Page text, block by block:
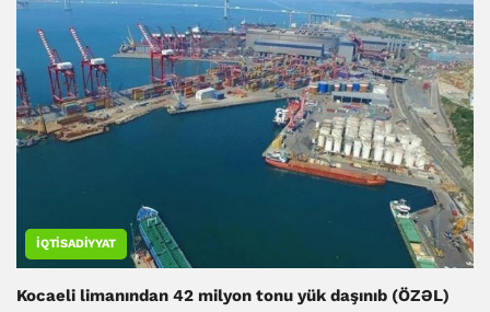
İQTISADIYYAT
Kocaeli limanından 42 milyon tonu yük daşınıb (ÖZƏL)